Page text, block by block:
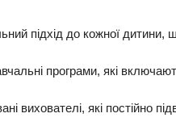
підхід до кожної
програми, які
вихователі, які постійно